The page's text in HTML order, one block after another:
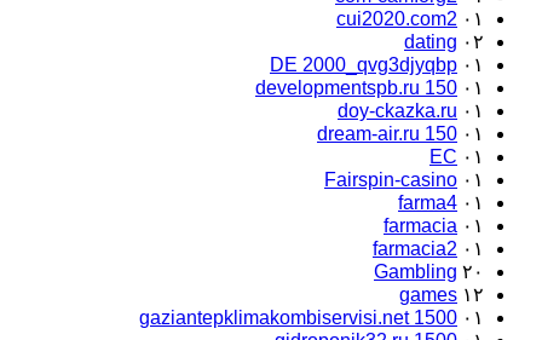
cui2020.com2 ۰۱
dating ۰۲
DE 2000_qvg3djyqbp ۰۱
developmentspb.ru 150 ۰۱
doy-ckazka.ru ۰۱
dream-air.ru 150 ۰۱
EC ۰۱
Fairspin-casino ۰۱
farma4 ۰۱
farmacia ۰۱
farmacia2 ۰۱
Gambling ۲۰
games ۱۲
gaziantepklimakombiservisi.net 1500 ۰۱